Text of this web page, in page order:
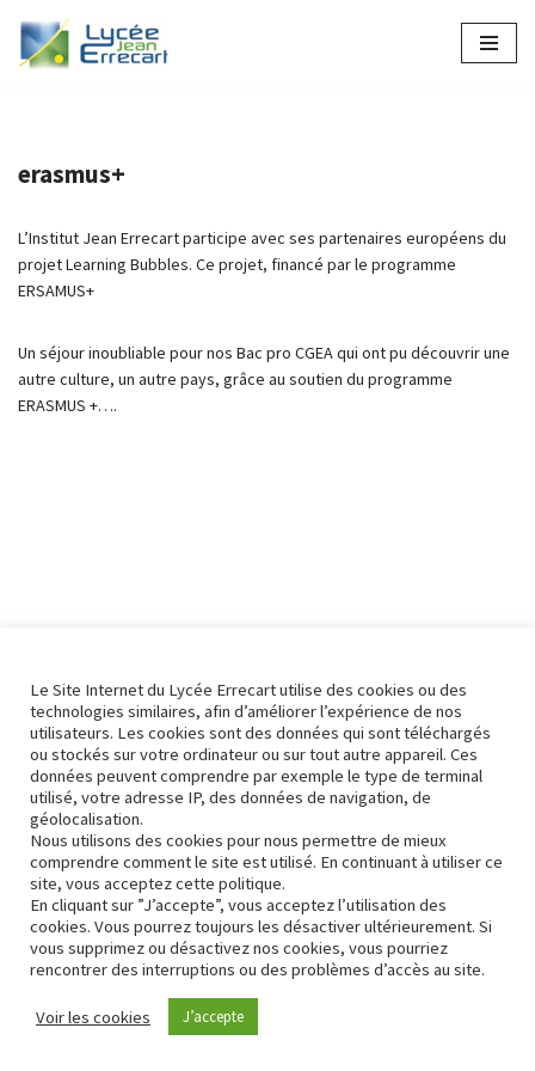
Aller
erasmus+
L’Institut Jean Errecart participe avec ses partenaires européens du
projet Learning Bubbles. Ce projet, financé par le programme
ERSAMUS+
Un séjour inoubliable pour nos Bac pro CGEA qui ont pu découvrir une
autre culture, un autre pays, grâce au soutien du programme
ERASMUS +….
Conformité RGPD
Le Site Internet du Lycée Errecart utilise des cookies ou des
technologies similaires, afin d’améliorer l’expérience de nos
utilisateurs. Les cookies sont des données qui sont téléchargés
ou stockés sur votre ordinateur ou sur tout autre appareil. Ces
données peuvent comprendre par exemple le type de terminal
utilisé, votre adresse IP, des données de navigation, de
géolocalisation.
Nous utilisons des cookies pour nous permettre de mieux
comprendre comment le site est utilisé. En continuant à utiliser ce
site, vous acceptez cette politique.
En cliquant sur ”J’accepte”, vous acceptez l’utilisation des
cookies. Vous pourrez toujours les désactiver ultérieurement. Si
vous supprimez ou désactivez nos cookies, vous pourriez
rencontrer des interruptions ou des problèmes d’accès au site.
Voir les cookies J’accepte